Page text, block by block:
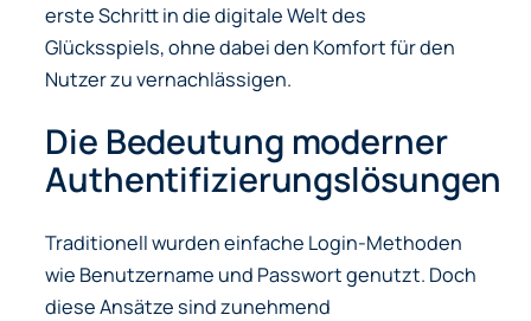
erste Schritt in die digitale Welt des
Glücksspiels, ohne dabei den Komfort für den
Nutzer zu vernachlässigen.
Die Bedeutung moderner
Authentifizierungslösungen
Traditionell wurden einfache Login-Methoden
wie Benutzername und Passwort genutzt. Doch
diese Ansätze sind zunehmend